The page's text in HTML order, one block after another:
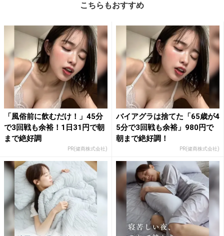
こちらもおすすめ
「風俗前に飲むだけ！」45分
で3回戦も余裕！1日31円で朝
まで絶好調
PR(健商株式会社)
バイアグラは捨てた「65歳が4
5分で3回戦も余裕」980円で
朝まで絶好調！
PR(健商株式会社)